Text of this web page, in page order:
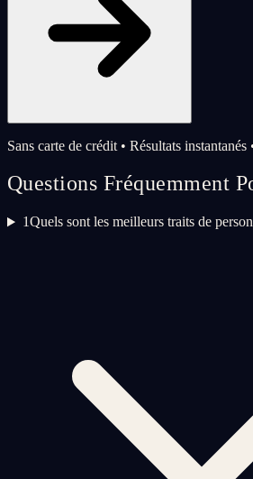
Sans carte de crédit • Résultats
Questions Fréquemment
1Quels sont les meilleurs traits de